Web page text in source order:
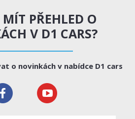
MÍT PŘEHLED O
V D1 CARS?
o novinkách v nabídce D1 cars